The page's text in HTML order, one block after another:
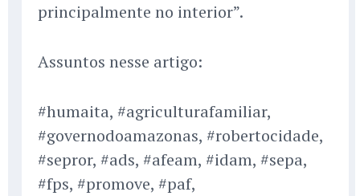
principalmente no interior”.
Assuntos nesse artigo:
#humaita, #agriculturafamiliar,
#governodoamazonas, #robertocidade,
#sepror, #ads, #afeam, #idam, #sepa,
#fps, #promove, #paf,